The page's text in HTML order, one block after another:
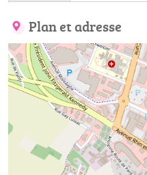
Plan et adresse